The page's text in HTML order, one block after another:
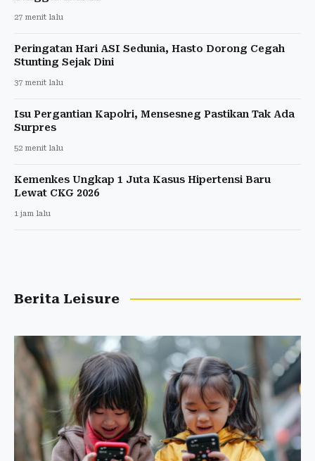
27 menit lalu
Peringatan Hari ASI Sedunia, Hasto Dorong Cegah
Stunting Sejak Dini
37 menit lalu
Isu Pergantian Kapolri, Mensesneg Pastikan Tak Ada
Surpres
52 menit lalu
Kemenkes Ungkap 1 Juta Kasus Hipertensi Baru
Lewat CKG 2026
1 jam lalu
Berita Leisure